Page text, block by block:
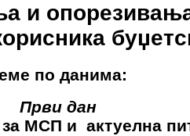
и
по данима:
Први дан
МСП и актуелна